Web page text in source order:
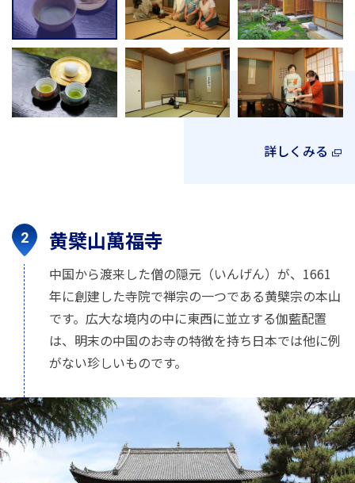
詳しくみる
黄檗山萬福寺
中国から渡来した僧の隠元（いんげん）が、1661
年に創建した寺院で禅宗の一つである黄檗宗の本山
です。広大な境内の中に東西に並立する伽藍配置
は、明末の中国のお寺の特徴を持ち日本では他に例
がない珍しいものです。